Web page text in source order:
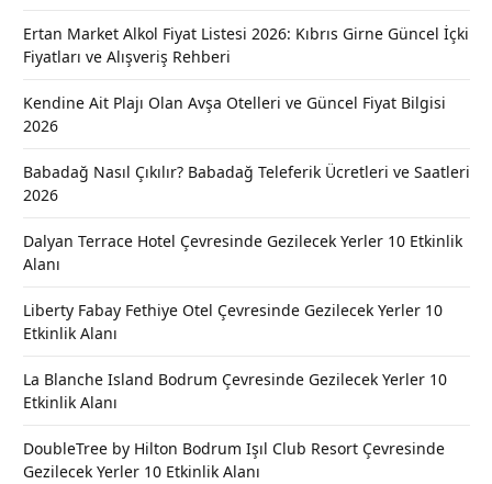
Ertan Market Alkol Fiyat Listesi 2026: Kıbrıs Girne Güncel İçki
Fiyatları ve Alışveriş Rehberi
Kendine Ait Plajı Olan Avşa Otelleri ve Güncel Fiyat Bilgisi
2026
Babadağ Nasıl Çıkılır? Babadağ Teleferik Ücretleri ve Saatleri
2026
Dalyan Terrace Hotel Çevresinde Gezilecek Yerler 10 Etkinlik
Alanı
Liberty Fabay Fethiye Otel Çevresinde Gezilecek Yerler 10
Etkinlik Alanı
La Blanche Island Bodrum Çevresinde Gezilecek Yerler 10
Etkinlik Alanı
DoubleTree by Hilton Bodrum Işıl Club Resort Çevresinde
Gezilecek Yerler 10 Etkinlik Alanı